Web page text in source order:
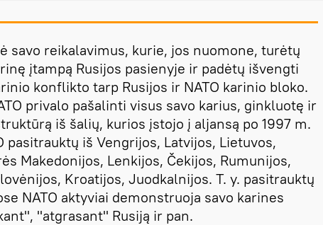
savo reikalavimus, kurie, jos nuomone, turėtų
įtampą Rusijos pasienyje ir padėtų išvengti
konflikto tarp Rusijos ir NATO karinio bloko.
privalo pašalinti visus savo karius, ginkluotę ir
iš šalių, kurios įstojo į aljansą po 1997 m.
pasitrauktų iš Vengrijos, Latvijos, Lietuvos,
Makedonijos, Lenkijos, Čekijos, Rumunijos,
Kroatijos, Juodkalnijos. T. y. pasitrauktų
NATO aktyviai demonstruoja savo karines
"atgrasant" Rusiją ir pan.